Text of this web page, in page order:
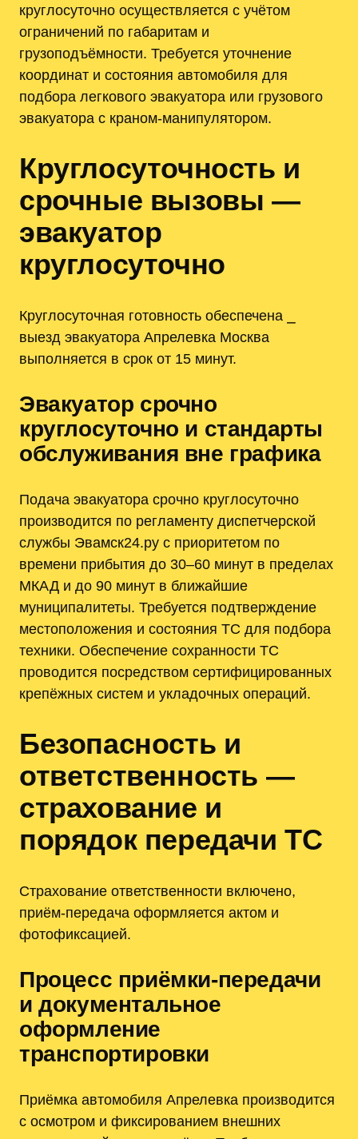
круглосуточно осуществляется с учётом
ограничений по габаритам и
грузоподъёмности. Требуется уточнение
координат и состояния автомобиля для
подбора легкового эвакуатора или грузового
эвакуатора с краном-манипулятором.
Круглосуточность и
срочные вызовы —
эвакуатор
круглосуточно
Круглосуточная готовность обеспечена ⎯
выезд эвакуатора Апрелевка Москва
выполняется в срок от 15 минут.
Эвакуатор срочно
круглосуточно и стандарты
обслуживания вне графика
Подача эвакуатора срочно круглосуточно
производится по регламенту диспетчерской
службы Эвамск24.ру с приоритетом по
времени прибытия до 30–60 минут в пределах
МКАД и до 90 минут в ближайшие
муниципалитеты. Требуется подтверждение
местоположения и состояния ТС для подбора
техники. Обеспечение сохранности ТС
проводится посредством сертифицированных
крепёжных систем и укладочных операций.
Безопасность и
ответственность —
страхование и
порядок передачи ТС
Страхование ответственности включено,
приём-передача оформляется актом и
фотофиксацией.
Процесс приёмки-передачи
и документальное
оформление
транспортировки
Приёмка автомобиля Aпрелевка производится
с осмотром и фиксированием внешних